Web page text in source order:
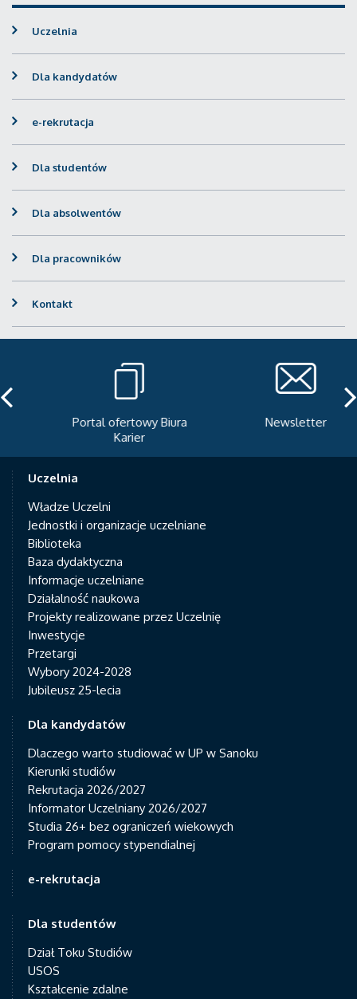
Uczelnia
Dla kandydatów
e-rekrutacja
Dla studentów
Dla absolwentów
Dla pracowników
Kontakt
Portal ofertowy Biura
Newsletter
Uczelnia
Władze Uczelni
Jednostki i organizacje uczelniane
Biblioteka
Baza dydaktyczna
Informacje uczelniane
Działalność naukowa
Projekty realizowane przez Uczelnię
Inwestycje
Przetargi
Wybory 2024-2028
Jubileusz 25-lecia
Dla kandydatów
Dlaczego warto studiować w UP w Sanoku
Kierunki studiów
Rekrutacja 2026/2027
Informator Uczelniany 2026/2027
Studia 26+ bez ograniczeń wiekowych
Program pomocy stypendialnej
e-rekrutacja
Dla studentów
Dział Toku Studiów
USOS
Kształcenie zdalne